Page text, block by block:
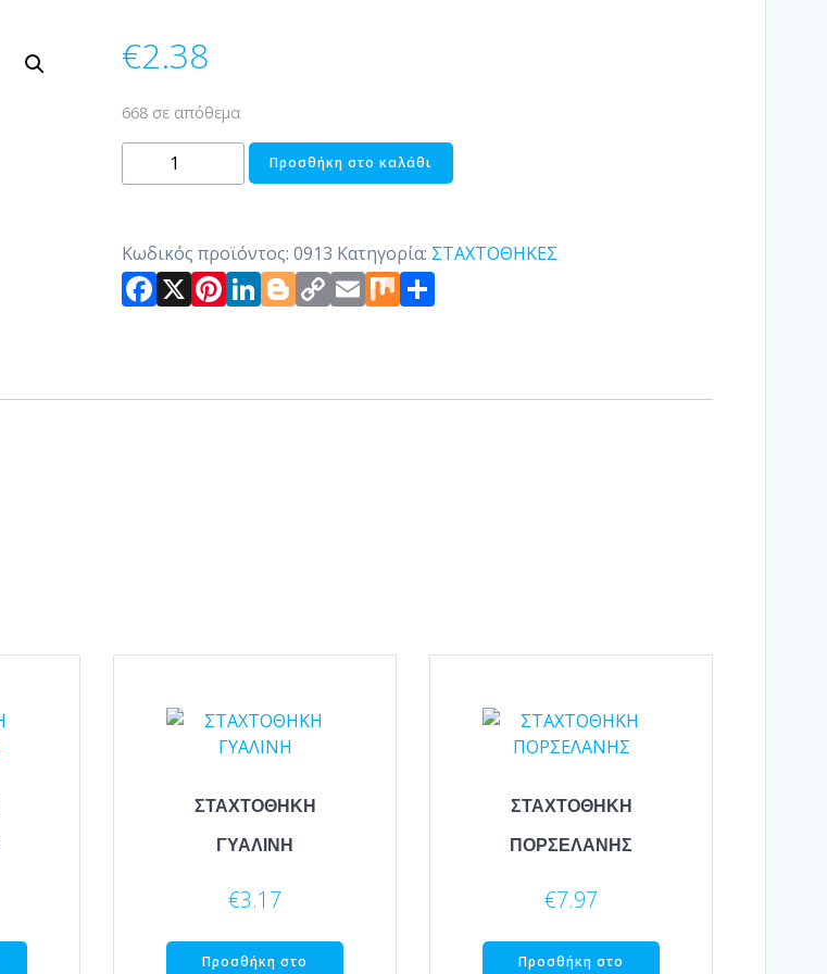
€2.38
668 σε απόθεμα
ΣΤΑΧΤΟΘΗΚΗ
ΓΥΑΛΙΝΗ
Προσθήκη στο καλάθι
Κωδικός προϊόντος: 0913 Κατηγορία: ΣΤΑΧΤΟΘΗΚΕΣ
Facebook
X Pinterest
LinkedIn
Blogger
Copy
Link
Email
MixΜοιραστείτε
ΣΤΑΧΤΟΘΗΚΗ
ΓΥΑΛΙΝΗ
€3.17
Προσθήκη στο
ΣΤΑΧΤΟΘΗΚΗ
ΠΟΡΣΕΛΑΝΗΣ
€7.97
Προσθήκη στο